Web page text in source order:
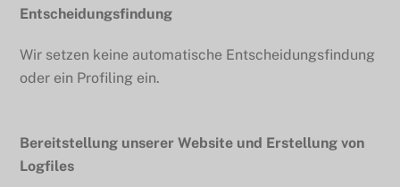
Entscheidungsfindung
Wir setzen keine automatische Entscheidungsfindung
oder ein Profiling ein.
Bereitstellung unserer Website und Erstellung von
Logfiles